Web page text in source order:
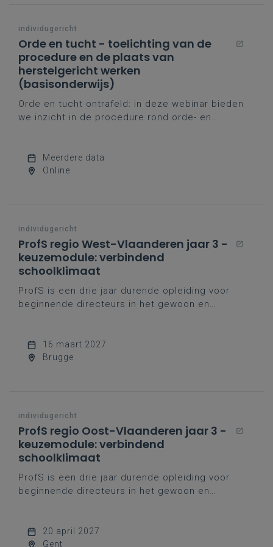
individugericht
Orde en tucht - toelichting van de
procedure en de plaats van
herstelgericht werken
(basisonderwijs)
Orde en tucht ontrafeld: in deze webinar bieden
we inzicht in de procedure rond orde- en
schoolklimaat.
Meerdere data
Online
individugericht
ProfS regio West-Vlaanderen jaar 3 -
keuzemodule: verbindend
schoolklimaat
ProfS is een drie jaar durende opleiding voor
beginnende directeurs in het gewoon en
onderwijs.
16 maart 2027
Brugge
individugericht
ProfS regio Oost-Vlaanderen jaar 3 -
keuzemodule: verbindend
schoolklimaat
ProfS is een drie jaar durende opleiding voor
beginnende directeurs in het gewoon en
onderwijs.
20 april 2027
Gent